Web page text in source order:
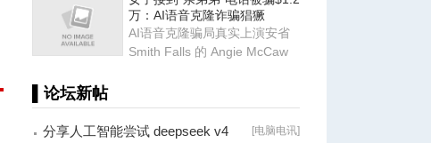
总
万：AI语音克隆诈骗猖獗
AI语音克隆骗局真实上演安省
Smith Falls 的 Angie McCaw
▌论坛新帖
[电脑电讯]
分享人工智能尝试 deepseek v4